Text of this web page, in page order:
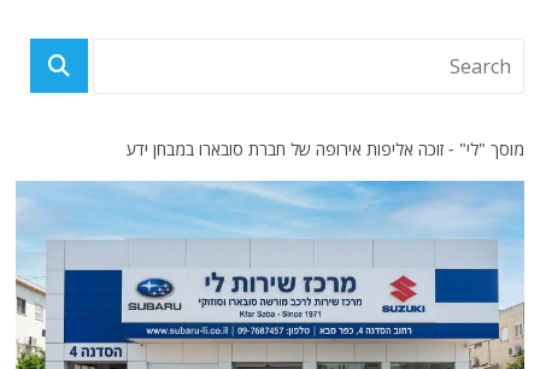
מוסך "לי" - זוכה אליפות אירופה של חברת סובארו במבחן ידע